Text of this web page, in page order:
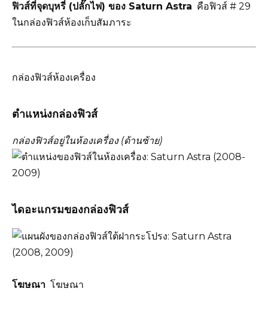
ฟิวส์ที่จุดบุหรี่ (ปลั๊กไฟ) ของ Saturn Astra คือฟิวส์ # 29
ในกล่องฟิวส์ห้องเก็บสัมภาระ
กล่องฟิวส์ห้องเครื่อง
ตำแหน่งกล่องฟิวส์
กล่องฟิวส์อยู่ในห้องเครื่อง (ด้านซ้าย)
ไดอะแกรมของกล่องฟิวส์
โฆษณา โฆษณา